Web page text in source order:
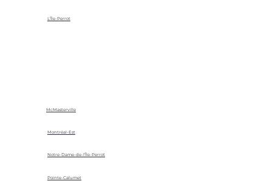
L'Île-Perrot
McMasterville
Montréal-Est
Notre-Dame-de-l'Île-Perrot
Pointe-Calumet